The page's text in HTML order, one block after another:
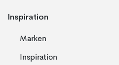
Inspiration
Marken
Inspiration